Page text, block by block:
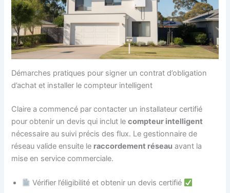
Démarches pratiques pour signer un contrat d’obligation
d’achat et installer le compteur intelligent
Claire a commencé par contacter un installateur certifié
pour obtenir un devis qui inclut lecompteur intelligent
nécessaire au suivi précis des flux. Le gestionnaire de
réseau valide ensuite le raccordement réseau avant la
mise en service commerciale.
Vérifier l’éligibilité et obtenir un devis certifié